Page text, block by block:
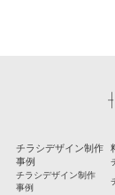
チラシデザイン制作
事例
チラシデザイン制作
事例